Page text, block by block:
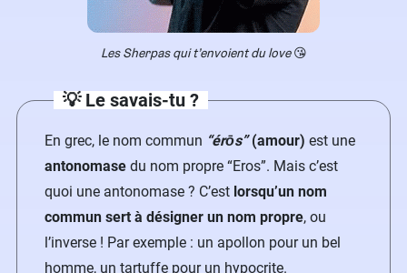
Les Sherpas qui t’envoient du love😘
💡 Le savais-tu ?
En grec, le nom commun “érōs”(amour) est une
antonomase du nom propre “Eros”. Mais c’est
quoi une antonomase ? C’est lorsqu’un nom
commun sert à désigner un nom propre, ou
l’inverse ! Par exemple : un apollon pour un bel
homme, un tartuffe pour un hypocrite.